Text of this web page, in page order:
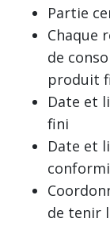
Partie
Chaque
de
produit
Date et
fini
Date et
de tenir